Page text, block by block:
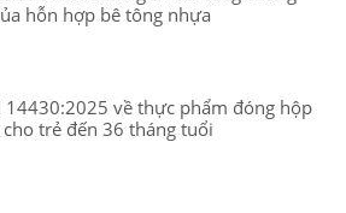
hỗn hợp bê tông nhựa
14430:2025 về thực phẩm đóng hộp
trẻ đến 36 tháng tuổi